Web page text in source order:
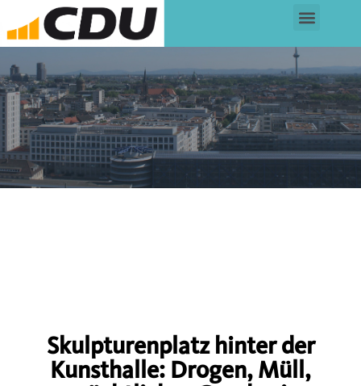
Skulpturenplatz hinter der
Kunsthalle: Drogen, Müll,